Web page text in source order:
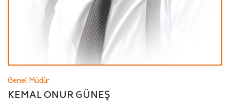
Genel Müdür
KEMAL ONUR GÜNEŞ